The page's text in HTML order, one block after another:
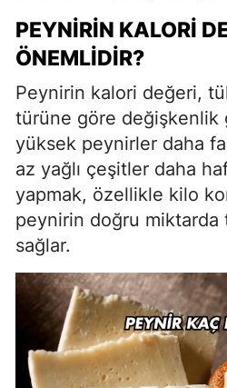
PEYNIRIN KALORI
ÖNEMLIDIR?
Peynirin kalori değeri,
türüne göre değişkenlik
yüksek peynirler daha
az yağlı çeşitler daha
yapmak, özellikle kilo
peynirin doğru miktarda
sağlar.